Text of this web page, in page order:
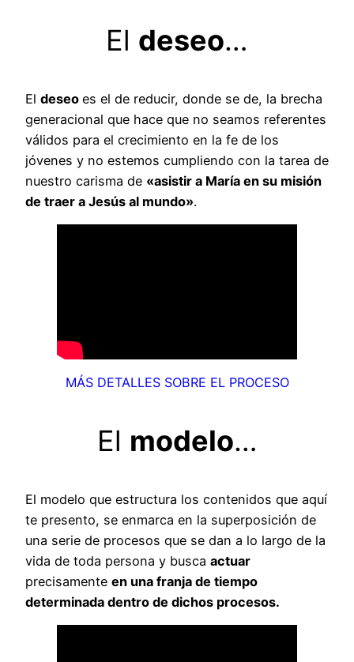
El deseo…
El deseo es el de reducir, donde se de, la brecha
generacional que hace que no seamos referentes
válidos para el crecimiento en la fe de los
jóvenes y no estemos cumpliendo con la tarea de
nuestro carisma de «asistir a María en su misión
de traer a Jesús al mundo».
MÁS DETALLES SOBRE EL PROCESO
El modelo…
El modelo que estructura los contenidos que aquí
te presento, se enmarca en la superposición de
una serie de procesos que se dan a lo largo de la
vida de toda persona y busca actuar
precisamente en una franja de tiempo
determinada dentro de dichos procesos.